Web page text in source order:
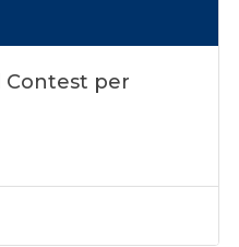
Contest per